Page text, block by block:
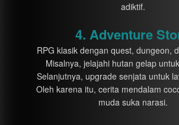
adiktif.
4. Adventure
RPG klasik dengan quest, dungeon,
Misalnya, jelajahi hutan gelap
Selanjutnya, upgrade senjata untuk
Oleh karena itu, cerita mendalam
muda suka narasi.